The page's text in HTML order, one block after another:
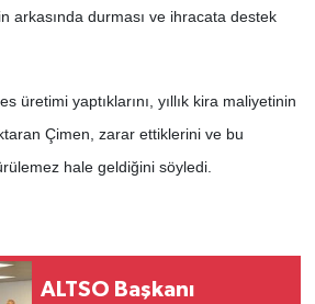
arkasında durması ve ihracata destek
üretimi yaptıklarını, yıllık kira maliyetinin
Çimen, zarar ettiklerini ve bu
hale geldiğini söyledi.
ALTSO Başkanı